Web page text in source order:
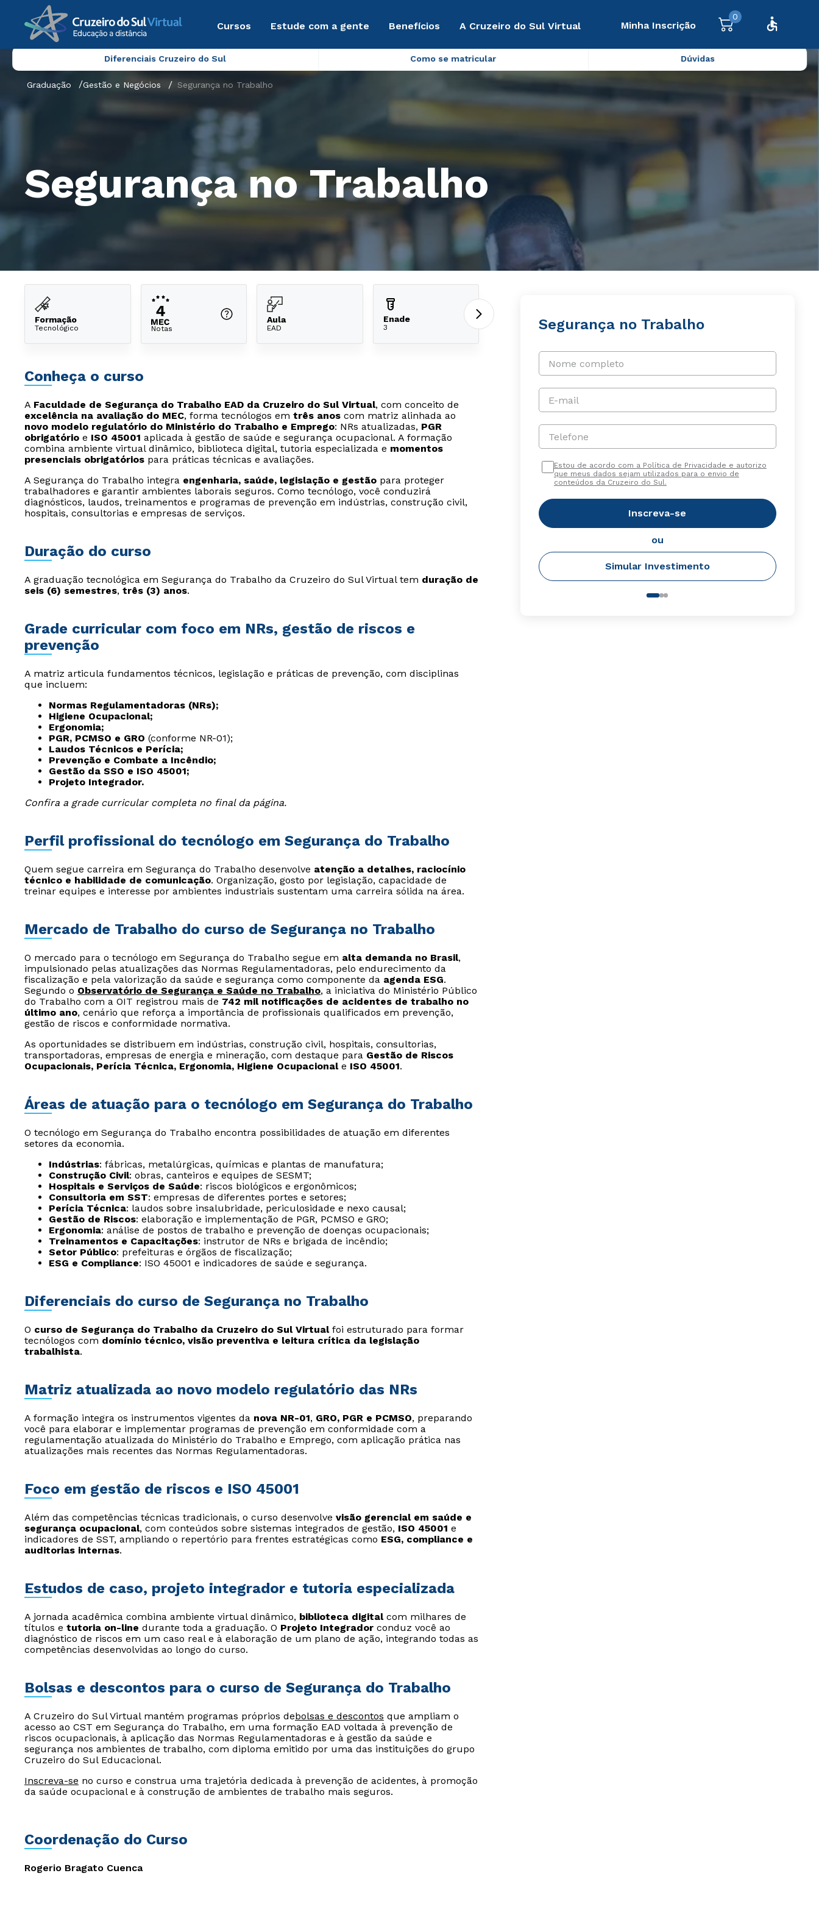
Cursos Estude com a gente Benefícios A Cruzeiro do Sul Virtual Minha Inscrição
0
Diferenciais Cruzeiro do Sul Como se matricular Dúvidas
Graduação Gestão e Negócios Segurança no Trabalho
Segurança no Trabalho
Formação
Tecnológico Notas
Aula
EAD
Enade
3
Conheça o curso
A Faculdade de Segurança do Trabalho EAD da Cruzeiro do Sul Virtual, com conceito de
excelência na avaliação do MEC, forma tecnólogos em três anos com matriz alinhada ao
novo modelo regulatório do Ministério do Trabalho e Emprego: NRs atualizadas, PGR
obrigatório e ISO 45001 aplicada à gestão de saúde e segurança ocupacional. A formação
combina ambiente virtual dinâmico, biblioteca digital, tutoria especializada e momentos
presenciais obrigatórios para práticas técnicas e avaliações.
A Segurança do Trabalho integra engenharia, saúde, legislação e gestão para proteger
trabalhadores e garantir ambientes laborais seguros. Como tecnólogo, você conduzirá
diagnósticos, laudos, treinamentos e programas de prevenção em indústrias, construção civil,
hospitais, consultorias e empresas de serviços.
Duração do curso
A graduação tecnológica em Segurança do Trabalho da Cruzeiro do Sul Virtual tem duração de
seis (6) semestres, três (3) anos.
Grade curricular com foco em NRs, gestão de riscos e
prevenção
A matriz articula fundamentos técnicos, legislação e práticas de prevenção, com disciplinas
que incluem:
Normas Regulamentadoras (NRs);
Higiene Ocupacional;
Ergonomia;
PGR, PCMSO e GRO (conforme NR-01);
Laudos Técnicos e Perícia;
Prevenção e Combate a Incêndio;
Gestão da SSO e ISO 45001;
Projeto Integrador.
Confira a grade curricular completa no final da página.
Perfil profissional do tecnólogo em Segurança do Trabalho
Quem segue carreira em Segurança do Trabalho desenvolve atenção a detalhes, raciocínio
técnico e habilidade de comunicação. Organização, gosto por legislação, capacidade de
treinar equipes e interesse por ambientes industriais sustentam uma carreira sólida na área.
Mercado de Trabalho do curso de Segurança no Trabalho
O mercado para o tecnólogo em Segurança do Trabalho segue em alta demanda no Brasil,
impulsionado pelas atualizações das Normas Regulamentadoras, pelo endurecimento da
fiscalização e pela valorização da saúde e segurança como componente da agenda ESG.
Segundo o Observatório de Segurança e Saúde no Trabalho, a iniciativa do Ministério Público
do Trabalho com a OIT registrou mais de 742 mil notificações de acidentes de trabalho no
último ano, cenário que reforça a importância de profissionais qualificados em prevenção,
gestão de riscos e conformidade normativa.
As oportunidades se distribuem em indústrias, construção civil, hospitais, consultorias,
transportadoras, empresas de energia e mineração, com destaque para Gestão de Riscos
Ocupacionais, Perícia Técnica, Ergonomia, Higiene Ocupacionale ISO 45001.
Áreas de atuação para o tecnólogo em Segurança do Trabalho
O tecnólogo em Segurança do Trabalho encontra possibilidades de atuação em diferentes
setores da economia.
Indústrias: fábricas, metalúrgicas, químicas e plantas de manufatura;
Construção Civil: obras, canteiros e equipes de SESMT;
Hospitais e Serviços de Saúde: riscos biológicos e ergonômicos;
Consultoria em SST: empresas de diferentes portes e setores;
Perícia Técnica: laudos sobre insalubridade, periculosidade e nexo causal;
Gestão de Riscos: elaboração e implementação de PGR, PCMSO e GRO;
Ergonomia: análise de postos de trabalho e prevenção de doenças ocupacionais;
Treinamentos e Capacitações: instrutor de NRs e brigada de incêndio;
Setor Público: prefeituras e órgãos de fiscalização;
ESG e Compliance: ISO 45001 e indicadores de saúde e segurança.
Diferenciais do curso de Segurança no Trabalho
O curso de Segurança do Trabalho da Cruzeiro do Sul Virtualfoi estruturado para formar
tecnólogos com domínio técnico, visão preventiva e leitura crítica da legislação
trabalhista.
Matriz atualizada ao novo modelo regulatório das NRs
A formação integra os instrumentos vigentes da nova NR-01, GRO, PGR e PCMSO, preparando
você para elaborar e implementar programas de prevenção em conformidade com a
regulamentação atualizada do Ministério do Trabalho e Emprego, com aplicação prática nas
atualizações mais recentes das Normas Regulamentadoras.
Foco em gestão de riscos e ISO 45001
Além das competências técnicas tradicionais, o curso desenvolve visão gerencial em saúde e
segurança ocupacional, com conteúdos sobre sistemas integrados de gestão, ISO 45001 e
indicadores de SST, ampliando o repertório para frentes estratégicas como ESG, compliance e
auditorias internas.
Estudos de caso, projeto integrador e tutoria especializada
A jornada acadêmica combina ambiente virtual dinâmico, biblioteca digitalcom milhares de
títulos e tutoria on-line durante toda a graduação. O Projeto Integrador conduz você ao
diagnóstico de riscos em um caso real e à elaboração de um plano de ação, integrando todas as
competências desenvolvidas ao longo do curso.
Bolsas e descontos para o curso de Segurança do Trabalho
A Cruzeiro do Sul Virtual mantém programas próprios debolsas e descontos que ampliam o
acesso ao CST em Segurança do Trabalho, em uma formação EAD voltada à prevenção de
riscos ocupacionais, à aplicação das Normas Regulamentadoras e à gestão da saúde e
segurança nos ambientes de trabalho, com diploma emitido por uma das instituições do grupo
Cruzeiro do Sul Educacional.
Inscreva-se no curso e construa uma trajetória dedicada à prevenção de acidentes, à promoção
da saúde ocupacional e à construção de ambientes de trabalho mais seguros.
Coordenação do Curso
Rogerio Bragato Cuenca
Segurança no Trabalho
Nome completo
E-mail
Telefone
Estou de acordo com a Política de Privacidade e autorizo
que meus dados sejam utilizados para o envio de
conteúdos da Cruzeiro do Sul.
Inscreva-se
ou
Simular Investimento
Rápido e fácil
ou
Estou de acordo com aPolítica de Privacidade.
autorizo que meus dados sejam utilizados para o
envio de conteúdos da Cruzeiro do Sul.
Rápido e fácil
ou
Estou de acordo com aPolítica de Privacidade.
autorizo que meus dados sejam utilizados para o
envio de conteúdos da Cruzeiro do Sul.